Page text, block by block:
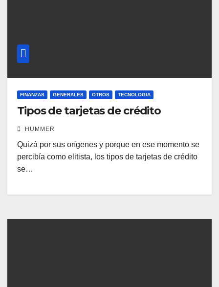
FINANZAS GENERALES OTROS TECNOLOGIA
Tipos de tarjetas de crédito
HUMMER
Quizá por sus orígenes y porque en ese momento se
percibía como elitista, los tipos de tarjetas de crédito
se…